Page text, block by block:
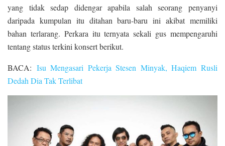
yang tidak sedap didengar apabila salah seorang penyanyi
daripada kumpulan itu ditahan baru-baru ini akibat memiliki
bahan terlarang. Perkara itu ternyata sekali gus mempengaruhi
tentang status terkini konsert berikut.
BACA: Isu Mengasari Pekerja Stesen Minyak, Haqiem Rusli
Dedah Dia Tak Terlibat